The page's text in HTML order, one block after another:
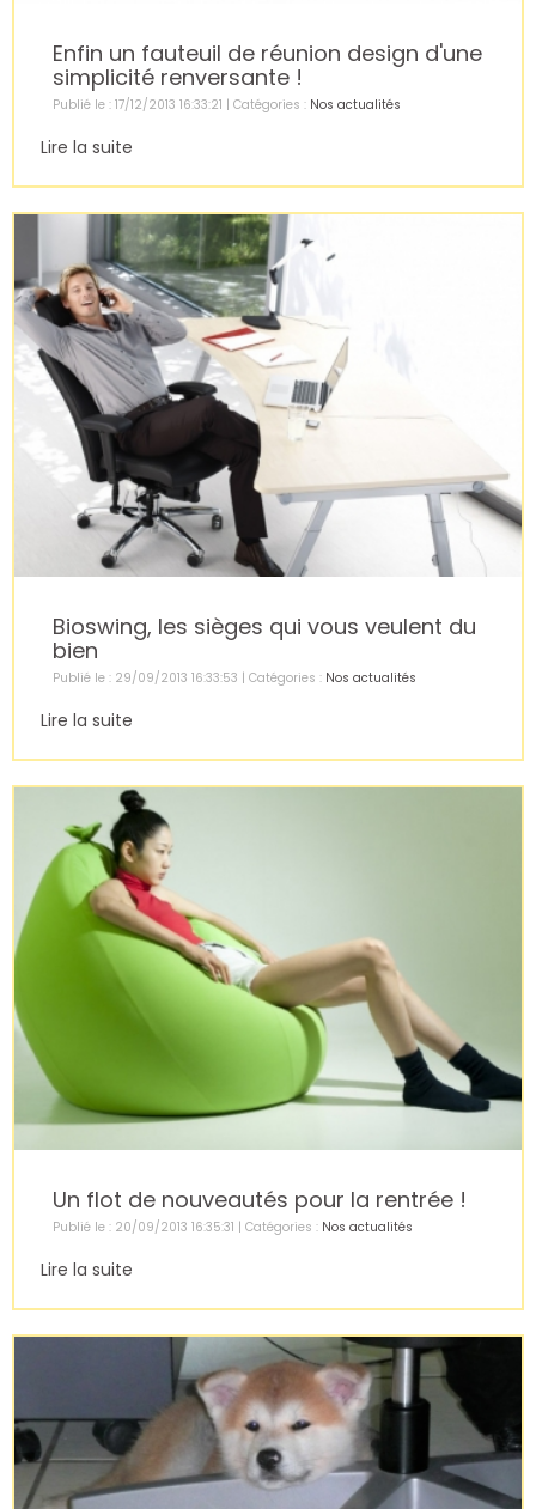
Enfin un fauteuil de réunion design d'une
simplicité renversante !
Publié le : 17/12/2013 16:33:21 | Catégories : Nos actualités
Lire la suite
Bioswing, les sièges qui vous veulent du
bien
Publié le : 29/09/2013 16:33:53 | Catégories : Nos actualités
Lire la suite
Un flot de nouveautés pour la rentrée !
Publié le : 20/09/2013 16:35:31 | Catégories : Nos actualités
Lire la suite